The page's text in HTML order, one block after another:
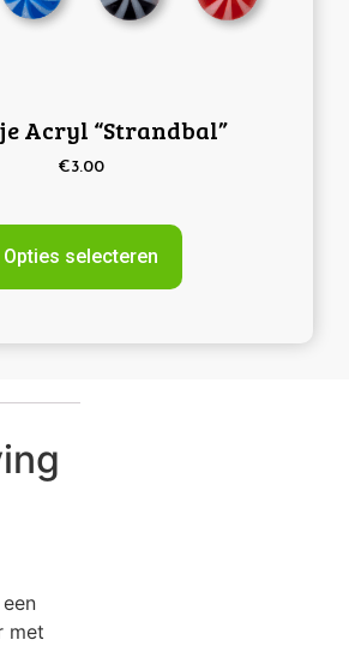
Acryl “strandbal”
€3.00
Opties selecteren
met